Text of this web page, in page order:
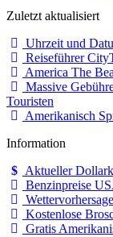
Zuletzt aktualisiert
Uhrzeit und
Reiseführer
America The
Massive
Touristen
Amerikanisch
Information
Aktueller
Benzinpreise
Kostenlose
Gratis